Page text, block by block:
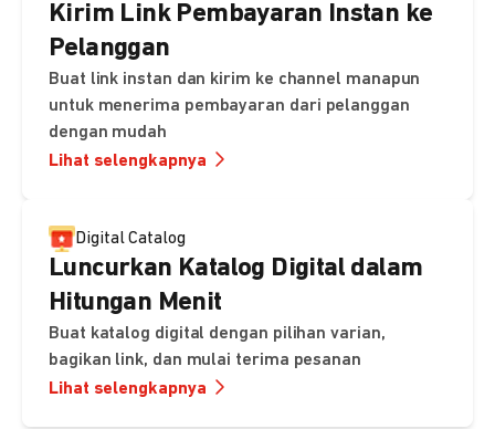
Kirim Link Pembayaran Instan ke
Pelanggan
Buat link instan dan kirim ke channel manapun
untuk menerima pembayaran dari pelanggan
dengan mudah
Lihat selengkapnya
Digital Catalog
Luncurkan Katalog Digital dalam
Hitungan Menit
Buat katalog digital dengan pilihan varian,
bagikan link, dan mulai terima pesanan
Lihat selengkapnya